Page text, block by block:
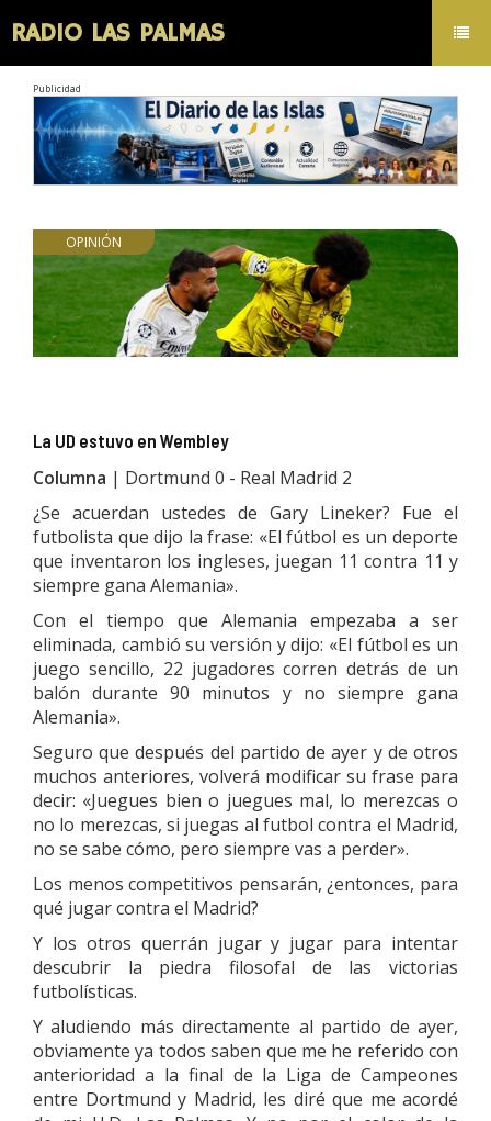
RADIO LAS PALMAS
Publicidad
OPINIÓN
La UD estuvo en Wembley
Columna | Dortmund 0 - Real Madrid 2
¿Se acuerdan ustedes de Gary Lineker? Fue el
futbolista que dijo la frase: «El fútbol es un deporte
que inventaron los ingleses, juegan 11 contra 11 y
siempre gana Alemania».
Con el tiempo que Alemania empezaba a ser
eliminada, cambió su versión y dijo: «El fútbol es un
juego sencillo, 22 jugadores corren detrás de un
balón durante 90 minutos y no siempre gana
Alemania».
Seguro que después del partido de ayer y de otros
muchos anteriores, volverá modificar su frase para
decir: «Juegues bien o juegues mal, lo merezcas o
no lo merezcas, si juegas al futbol contra el Madrid,
no se sabe cómo, pero siempre vas a perder».
Los menos competitivos pensarán, ¿entonces, para
qué jugar contra el Madrid?
Y los otros querrán jugar y jugar para intentar
descubrir la piedra filosofal de las victorias
futbolísticas.
Y aludiendo más directamente al partido de ayer,
obviamente ya todos saben que me he referido con
anterioridad a la final de la Liga de Campeones
entre Dortmund y Madrid, les diré que me acordé